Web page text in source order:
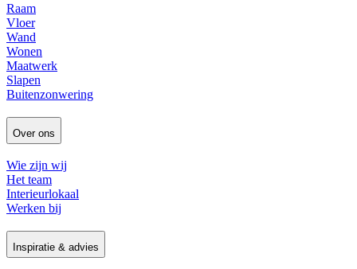
Raam
Vloer
Wand
Wonen
Maatwerk
Slapen
Buitenzonwering
Over ons
Wie zijn wij
Het team
Interieurlokaal
Werken bij
Inspiratie & advies